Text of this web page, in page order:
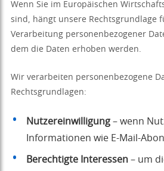
Wenn Sie im Europäischen
sind, hängt unsere Rechtsgrundlage
Verarbeitung personenbezogener
dem die Daten erhoben werden.
Wir verarbeiten personenbezogene
Rechtsgrundlagen:
Nutzereinwilligung – wenn
Informationen wie E-Mail-
Berechtigte Interessen – um